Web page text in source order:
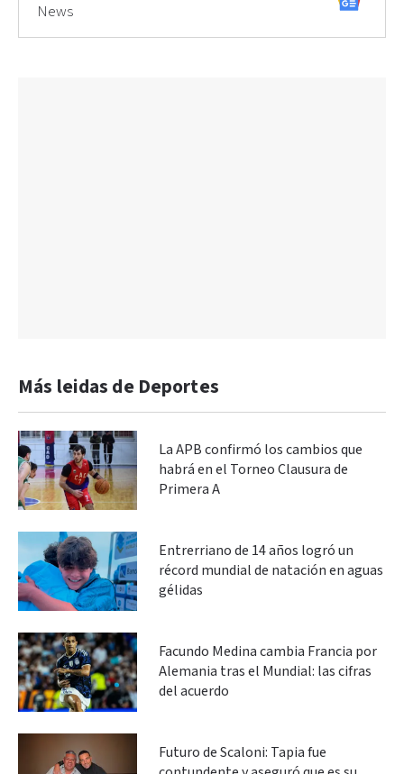
News
Más leidas de Deportes
La APB confirmó los cambios que
habrá en el Torneo Clausura de
Primera A
Entrerriano de 14 años logró un
récord mundial de natación en aguas
gélidas
Facundo Medina cambia Francia por
Alemania tras el Mundial: las cifras
del acuerdo
Futuro de Scaloni: Tapia fue